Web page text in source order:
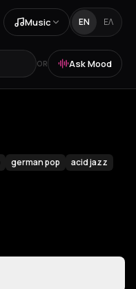
Music EN ΕΛ
OR Ask Mood
german pop
acid jazz